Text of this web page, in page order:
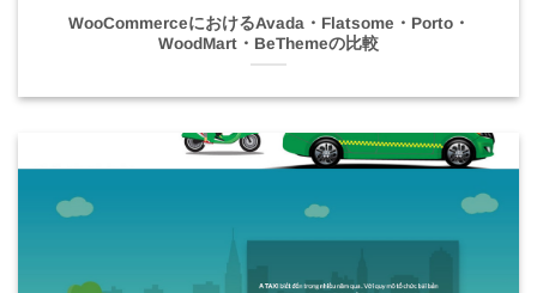
WooCommerceにおけるAvada・Flatsome・Porto・
WoodMart・BeThemeの比較